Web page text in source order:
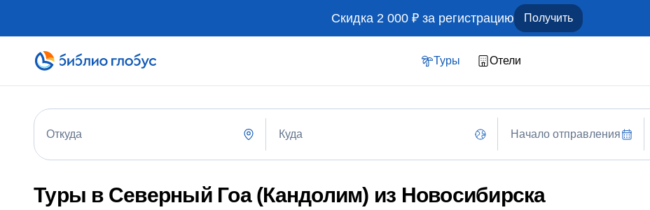
Скидка 2 000 ₽ за регистрацию Получить
Туры Отели
Откуда Куда Начало отправления
Туры в Северный Гоа (Кандолим) из Новосибирска